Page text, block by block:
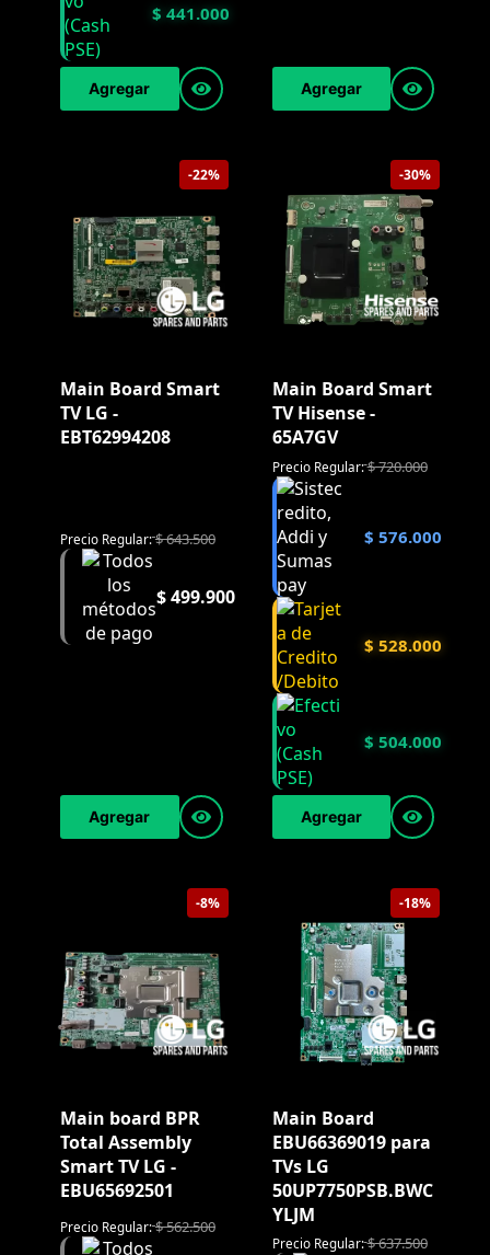
$ 441.000
Agregar Agregar
-22%
Main Board Smart
TV LG -
EBT62994208
Precio Regular:$643.500
$499.900
Agregar
-30%
Main Board Smart
TV Hisense -
65A7GV
Precio Regular:$720.000
$ 576.000
$ 528.000
$ 504.000
Agregar
-8%
Main board BPR
Total Assembly
Smart TV LG -
EBU65692501
Precio Regular:$562.500
-18%
Main Board
EBU66369019 para
TVs LG
50UP7750PSB.BWC
YLJM
Precio Regular:$637.500